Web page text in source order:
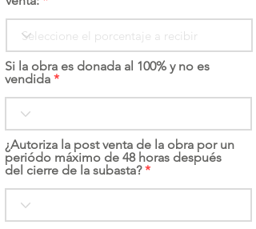
Si la obra es donada al 100% y no es
vendida
¿Autoriza la post venta de la obra por un
periódo máximo de 48 horas después
del cierre de la subasta?